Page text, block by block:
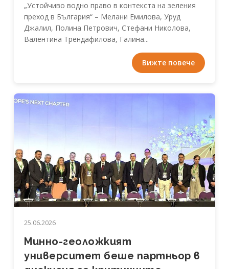
„Устойчиво водно право в контекста на зеления
преход в България“ – Мелани Емилова, Уруд
Джалил, Полина Петрович, Стефани Николова,
Валентина Трендафилова, Галина...
Вижте повече
25.06.2026
Минно-геоложкият
университет беше партньор в